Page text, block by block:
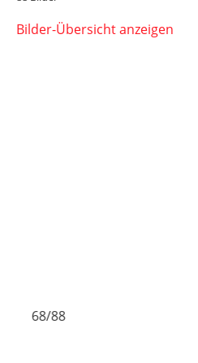
Bilder-Übersicht anzeigen